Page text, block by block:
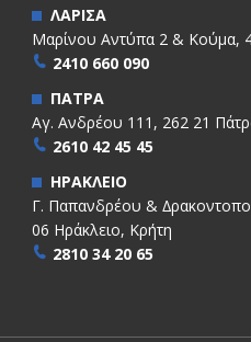
ΛΑΡΙΣΑ
Μαρίνου Αντύπα 2 & Κούμα,
2410 660 090
ΠΑΤΡΑ
Αγ. Ανδρέου 111, 262 21
2610 42 45 45
ΗΡΑΚΛΕΙΟ
Γ. Παπανδρέου &
06 Ηράκλειο, Κρήτη
2810 34 20 65